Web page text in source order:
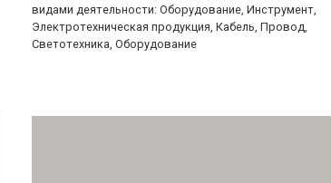
видами деятельности: Оборудование, Инструмент,
Электротехническая продукция, Кабель, Провод,
Светотехника, Оборудование